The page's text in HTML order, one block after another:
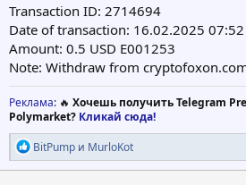
Transaction ID: 2714694
Date of transaction: 16.02.2025 07:52
Amount: 0.5 USD E001253
Note: Withdraw from
Реклама: 🔥 Хочешь получить Telegram
Polymarket? Кликай сюда!
Р
е
а
BitPump и MurloKot